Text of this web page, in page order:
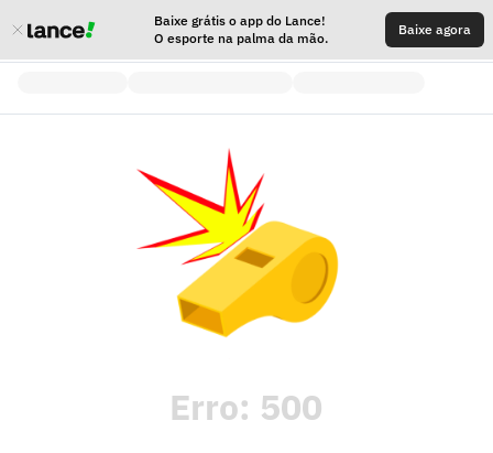
Baixe grátis o app do Lance!
O esporte na palma da mão.
Baixe agora
Erro: 500